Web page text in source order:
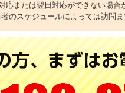
応または翌日対応ができない場合
のスケジュールによっては訪問